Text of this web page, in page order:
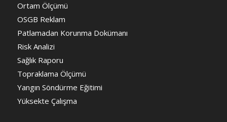
Ortam Ölçümü
OSGB Reklam
Patlamadan Korunma Dokümanı
Risk Analizi
Sağlık Raporu
Topraklama Ölçümü
Yangın Söndürme Eğitimi
Yüksekte Çalışma